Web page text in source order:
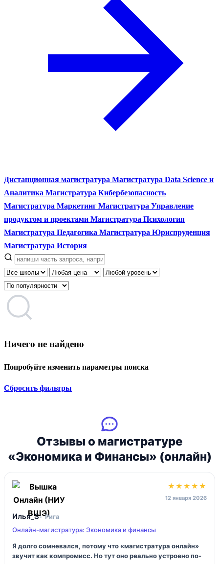
Дистанционная магистратура Магистратура Data Science и
Аналитика Магистратура Кибербезопасность
Магистратура Маркетинг Магистратура Управление
продуктом и проектами Магистратура Психология
Магистратура Педагогика Магистратура Юриспруденция
Магистратура История
Ничего не найдено
Попробуйте изменить параметры поиска
Сбросить фильтры
Отзывы о магистратуре
«Экономика и Финансы» (онлайн)
★★★★★
12 января 2026
Илья_S
Рига
Онлайн-магистратура: Экономика и финансы
Я долго сомневался, потому что «магистратура онлайн»
звучит как компромисс. Но тут оно реально устроено по-